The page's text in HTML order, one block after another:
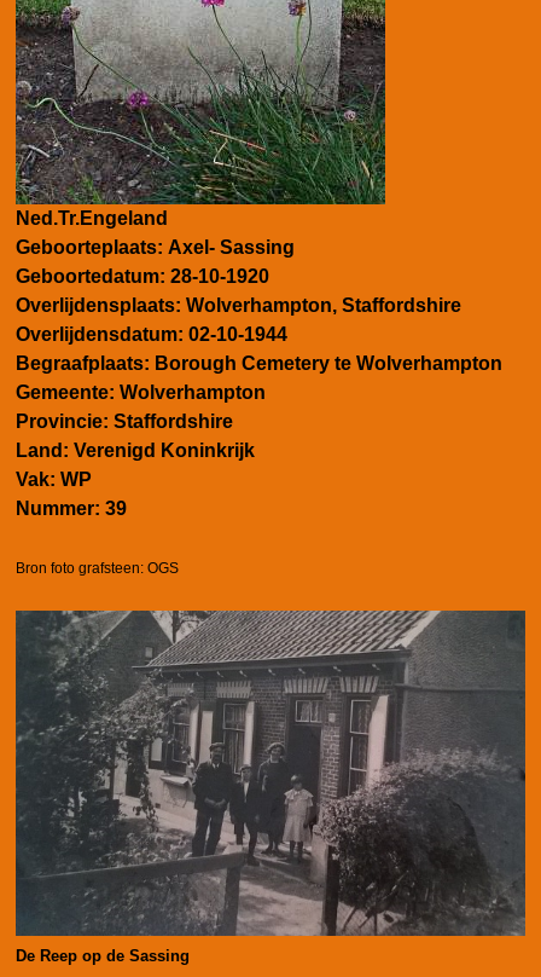
Ned.Tr.Engeland
Geboorteplaats: Axel- Sassing
Geboortedatum: 28-10-1920
Overlijdensplaats: Wolverhampton, Staffordshire
Overlijdensdatum: 02-10-1944
Begraafplaats: Borough Cemetery te Wolverhampton
Gemeente: Wolverhampton
Provincie: Staffordshire
Land: Verenigd Koninkrijk
Vak: WP
Nummer: 39
Bron foto grafsteen: OGS
De Reep op de Sassing